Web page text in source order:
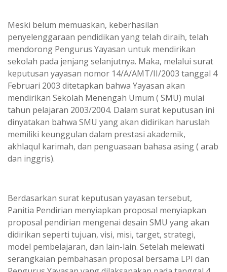
Meski belum memuaskan, keberhasilan
penyelenggaraan pendidikan yang telah diraih, telah
mendorong Pengurus Yayasan untuk mendirikan
sekolah pada jenjang selanjutnya. Maka, melalui surat
keputusan yayasan nomor 14/A/AMT/II/2003 tanggal 4
Februari 2003 ditetapkan bahwa Yayasan akan
mendirikan Sekolah Menengah Umum ( SMU) mulai
tahun pelajaran 2003/2004. Dalam surat keputusan ini
dinyatakan bahwa SMU yang akan didirikan haruslah
memiliki keunggulan dalam prestasi akademik,
akhlaqul karimah, dan penguasaan bahasa asing ( arab
dan inggris).
Berdasarkan surat keputusan yayasan tersebut,
Panitia Pendirian menyiapkan proposal menyiapkan
proposal pendirian mengenai desain SMU yang akan
didirikan seperti tujuan, visi, misi, target, strategi,
model pembelajaran, dan lain-lain. Setelah melewati
serangkaian pembahasan proposal bersama LPI dan